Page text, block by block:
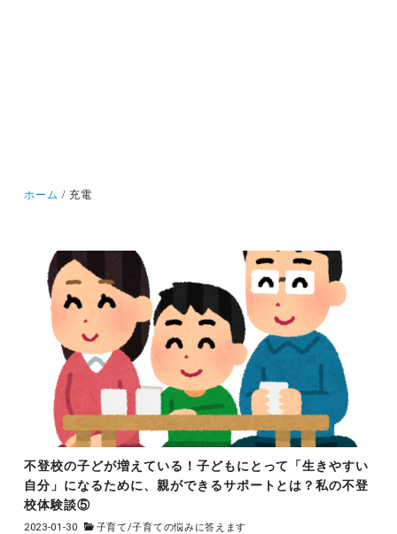
ホーム 充電
不登校の子どが増えている！子どもにとって「生きやすい
自分」になるために、親ができるサポートとは？私の不登
校体験談⑤
2023-01-30 子育て/子育ての悩みに答えます